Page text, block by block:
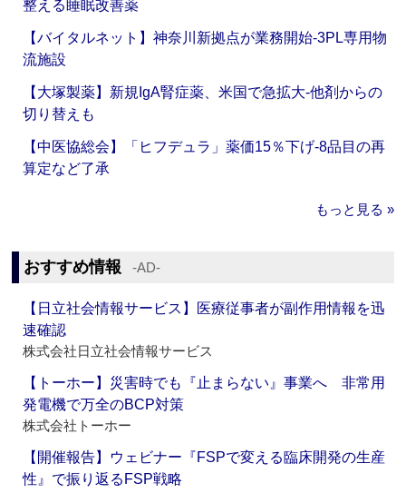
整える睡眠改善薬
【バイタルネット】神奈川新拠点が業務開始‐3PL専用物
流施設
【大塚製薬】新規IgA腎症薬、米国で急拡大‐他剤からの
切り替えも
【中医協総会】「ヒフデュラ」薬価15％下げ‐8品目の再
算定など了承
もっと見る »
おすすめ情報 ‐AD‐
【日立社会情報サービス】医療従事者が副作用情報を迅
速確認
株式会社日立社会情報サービス
【トーホー】災害時でも『止まらない』事業へ 非常用
発電機で万全のBCP対策
株式会社トーホー
【開催報告】ウェビナー『FSPで変える臨床開発の生産
性』で振り返るFSP戦略